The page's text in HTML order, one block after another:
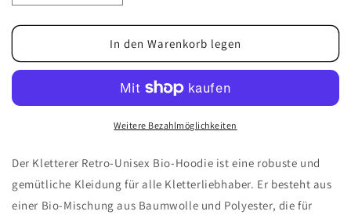
die
Menge
Kletterer
Unisex
die
Menge
für
Kletterer
Unisex
Bio
In den Warenkorb legen
Weitere Bezahlmöglichkeiten
Der Kletterer Retro-Unisex Bio-Hoodie ist eine robuste und
gemütliche Kleidung für alle Kletterliebhaber. Er besteht aus
einer Bio-Mischung aus Baumwolle und Polyester, die für